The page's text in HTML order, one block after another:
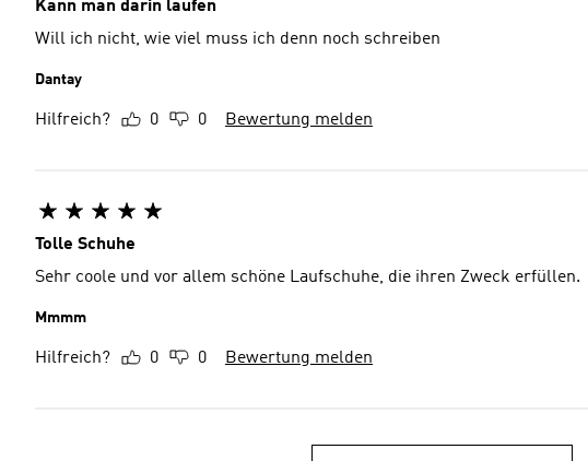
Kann man darin laufen
Will ich nicht, wie viel muss ich denn noch schreiben
Dantay
Hilfreich? 0 0 Bewertung melden
Tolle Schuhe
Sehr coole und vor allem schöne Laufschuhe, die ihren Zweck erfüllen.
Mmmm
Hilfreich? 0 0 Bewertung melden